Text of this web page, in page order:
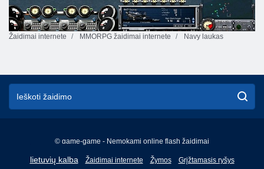
Žaidimai internete MMORPG žaidimai internete Navy laukas
© game-game - Nemokami online flash žaidimai
lietuvių kalba
English
Žaidimai internete Žymos Grįžtamasis ryšys